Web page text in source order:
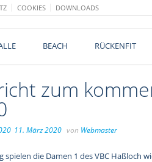
COOKIES
DOWNLOADS
BEACH RÜCKENFIT
zum
11. März 2020 von Webmaster
die Damen 1 des VBC Haßloch